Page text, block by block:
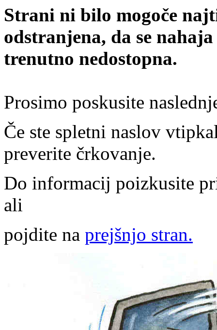
Strani ni bilo mogoče
odstranjena, da se
trenutno nedostopna.
Prosimo poskusite
Če ste spletni naslov
preverite črkovanje.
Do informacij poizkusite
ali
pojdite na prejšnjo stran.